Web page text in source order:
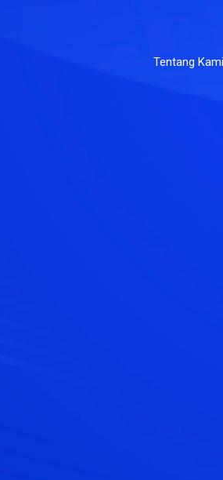
Tentang Kami